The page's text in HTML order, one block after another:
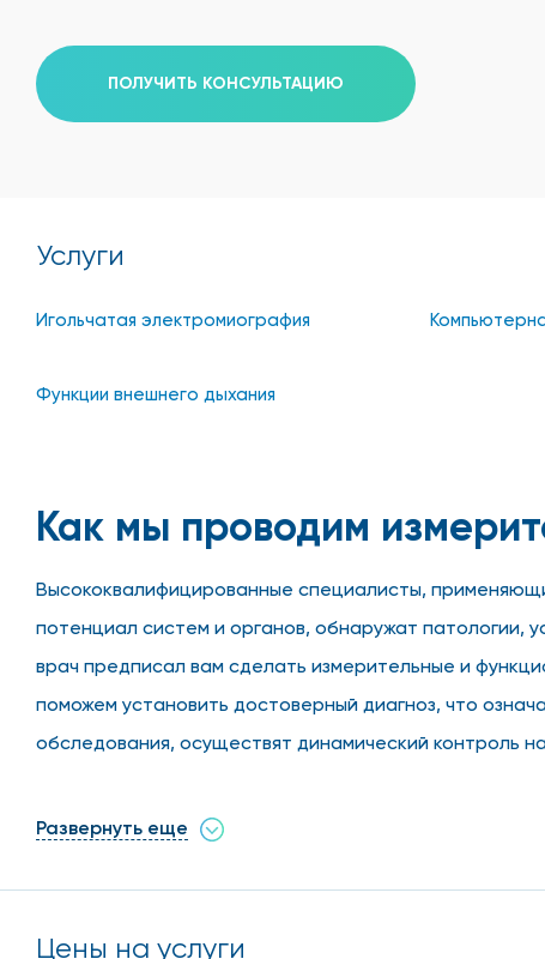
ПОЛУЧИТЬ КОНСУЛЬТАЦИЮ
Услуги
Игольчатая электромиография
Функции внешнего дыхания
Как мы проводим
Высококвалифицированные специалисты,
потенциал систем и органов, обнаружат патологии,
врач предписал вам сделать измерительные и
поможем установить достоверный диагноз, что
обследования, осуществят динамический контроль
пациентов цена: стоит диагностика с применением
Развернуть еще
Цены на услуги